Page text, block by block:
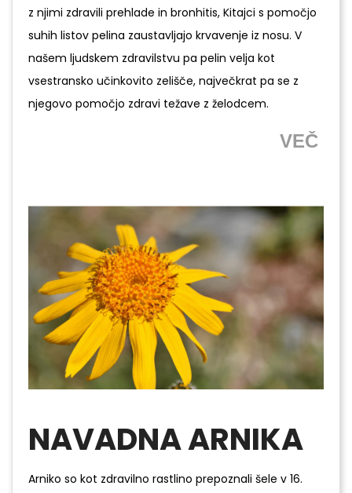
z njimi zdravili prehlade in bronhitis, Kitajci s pomočjo
suhih listov pelina zaustavljajo krvavenje iz nosu. V
našem ljudskem zdravilstvu pa pelin velja kot
vsestransko učinkovito zelišče, največkrat pa se z
njegovo pomočjo zdravi težave z želodcem.
VEČ
NAVADNA ARNIKA
Arniko so kot zdravilno rastlino prepoznali šele v 16.